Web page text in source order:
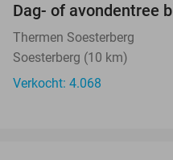
Dag- of avondentree
Thermen Soesterberg
Soesterberg (10 km)
Verkocht: 4.068